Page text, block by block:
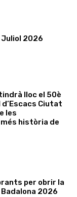
Juliol 2026
lloc el 50è
Ciutat
les
història de
per obrir la
2026